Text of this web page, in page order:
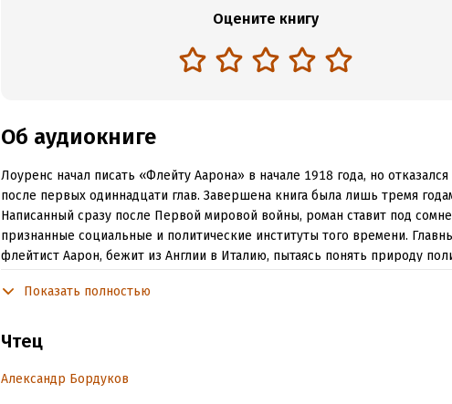
Оцените книгу
Об аудиокниге
Лоуренс начал писать «Флейту Аарона» в начале 1918 года, но
после первых одиннадцати глав. Завершена книга была лишь тремя
Написанный сразу после Первой мировой войны, роман ставит под
признанные социальные и политические институты того времени.
флейтист Аарон, бежит из Англии в Италию, пытаясь понять природу
место в жизни.
Показать полностью
Чтец
Александр Бордуков